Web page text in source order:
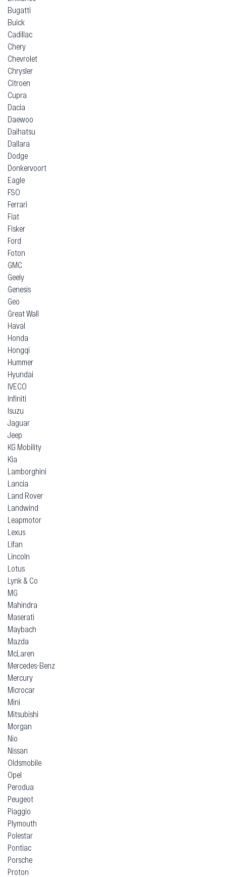
Bugatti
Buick
Cadillac
Chery
Chevrolet
Chrysler
Citroen
Cupra
Dacia
Daewoo
Daihatsu
Dallara
Dodge
Donkervoort
Eagle
FSO
Ferrari
Fiat
Fisker
Ford
Foton
GMC
Geely
Genesis
Geo
Great Wall
Haval
Honda
Hongqi
Hummer
Hyundai
IVECO
Infiniti
Isuzu
Jaguar
Jeep
KG Mobility
Kia
Lamborghini
Lancia
Land Rover
Landwind
Leapmotor
Lexus
Lifan
Lincoln
Lotus
Lynk & Co
MG
Mahindra
Maserati
Maybach
Mazda
McLaren
Mercedes-Benz
Mercury
Microcar
Mini
Mitsubishi
Morgan
Nio
Nissan
Oldsmobile
Opel
Perodua
Peugeot
Piaggio
Plymouth
Polestar
Pontiac
Porsche
Proton